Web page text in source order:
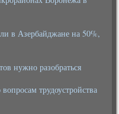
в Азербайджане на 50%,
нужно разобраться
трудоустройства